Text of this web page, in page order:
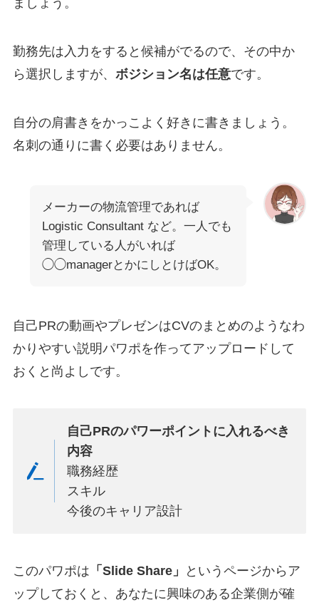
ましょう。
勤務先は入力をすると候補がでるので、その中か
ら選択しますが、 ボジション名は任意です。
自分の肩書きをかっこよく好きに書きましょう。
名刺の通りに書く必要はありません。
メーカーの物流管理であれば
Logistic Consultant など。一人でも
管理している人がいれば
◯◯managerとかにしとけばOK。
自己PRの動画やプレゼンはCVのまとめのようなわ
かりやすい説明パワポを作ってアップロードして
おくと尚よしです。
自己PRのパワーポイントに入れるべき
内容
職務経歴
スキル
今後のキャリア設計
このパワポは 「Slide Share」
というページからア
ップしておくと、あなたに興味のある企業側が確